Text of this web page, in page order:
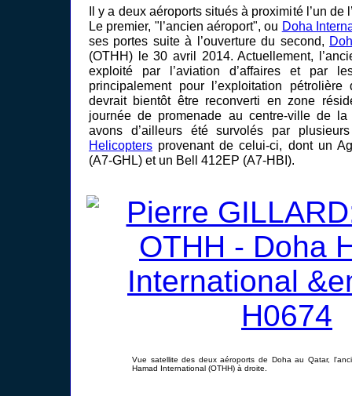
Il y a deux aéroports situés à proximité l’un de
Le premier, "l’ancien aéroport", ou Doha
ses portes suite à l’ouverture du second,
(OTHH) le 30 avril 2014. Actuellement,
exploité par l’aviation d’affaires et par
principalement pour l’exploitation
devrait bientôt être reconverti en zone
journée de promenade au centre-ville de
avons d’ailleurs été survolés par
Helicopters provenant de celui-ci, dont un
(A7-GHL) et un Bell 412EP (A7-HBI).
Vue satellite des deux aéroports de Doha au Qatar,
Hamad International (OTHH) à droite.